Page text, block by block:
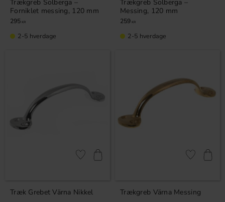
Trækgreb Solberga –
Forniklet messing, 120 mm
295 KR
2-5 hverdage
Trækgreb Solberga –
Messing, 120 mm
259 KR
2-5 hverdage
Træk Grebet Värna Nikkel
Gem som favorit
Trækgreb Värna Messing
Gem som